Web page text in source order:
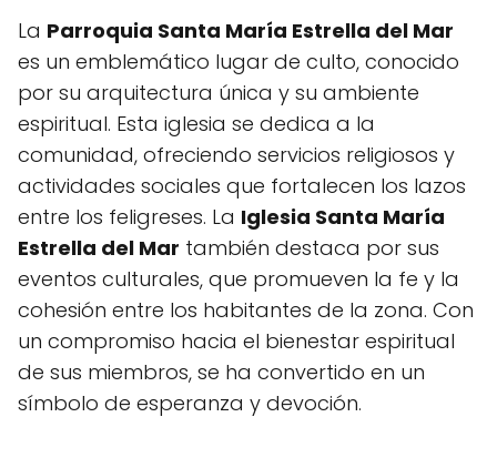
La Parroquia Santa María Estrella del Mar
es un emblemático lugar de culto, conocido
por su arquitectura única y su ambiente
espiritual. Esta iglesia se dedica a la
comunidad, ofreciendo servicios religiosos y
actividades sociales que fortalecen los lazos
entre los feligreses. La Iglesia Santa María
Estrella del Mar también destaca por sus
eventos culturales, que promueven la fe y la
cohesión entre los habitantes de la zona. Con
un compromiso hacia el bienestar espiritual
de sus miembros, se ha convertido en un
símbolo de esperanza y devoción.